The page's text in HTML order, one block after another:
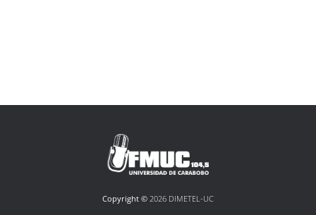
Copyright © 2026 DIMETEL-UC